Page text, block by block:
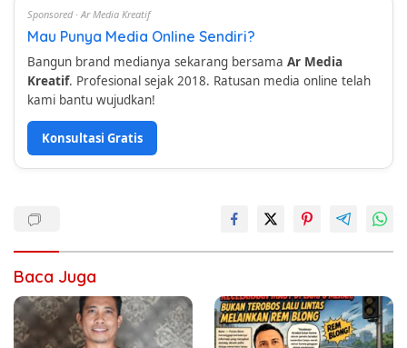
Sponsored · Ar Media Kreatif
Mau Punya Media Online Sendiri?
Bangun brand medianya sekarang bersama Ar Media
Kreatif. Profesional sejak 2018. Ratusan media online telah
kami bantu wujudkan!
Konsultasi Gratis
Baca Juga